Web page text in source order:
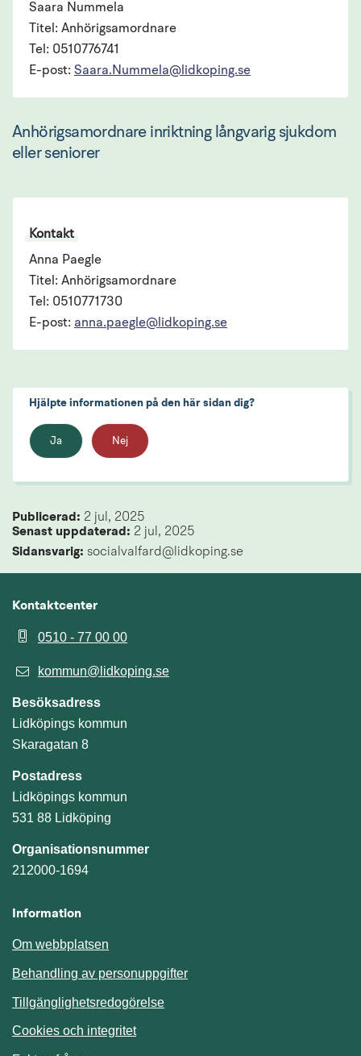
Saara Nummela
Titel: Anhörigsamordnare
Tel: 0510776741
E-post: Saara.Nummela@lidkoping.se
Anhörigsamordnare inriktning långvarig sjukdom
eller seniorer
Kontakt
Anna Paegle
Titel: Anhörigsamordnare
Tel: 0510771730
E-post: anna.paegle@lidkoping.se
Hjälpte informationen på den här sidan dig?
Ja Nej
Publicerad: 2 jul, 2025
Senast uppdaterad: 2 jul, 2025
Sidansvarig: socialvalfard@lidkoping.se
Kontaktcenter
0510 - 77 00 00
kommun@lidkoping.se
Besöksadress
Lidköpings kommun
Skaragatan 8
Postadress
Lidköpings kommun
531 88 Lidköping
Organisationsnummer
212000-1694
Information
Om webbplatsen
Behandling av personuppgifter
Tillgänglighetsredogörelse
Cookies och integritet